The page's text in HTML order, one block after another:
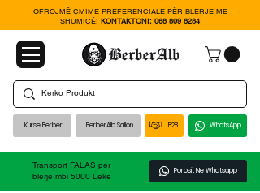
OFROJMË ÇMIME PREFERENCIALE PËR BLERJE ME
SHUMICË! KONTAKTONI: 068 809 8284
Kurse Berberi BerberAlb Sallon B2B WhatsApp
Transport FALAS per
blerje mbi 5000 Leke
Porosit Ne Whatsapp